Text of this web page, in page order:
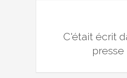
C'était écrit
presse